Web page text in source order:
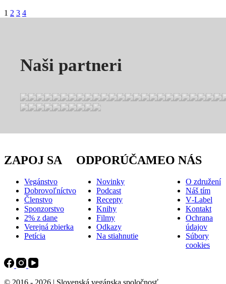
1 2 3 4
Naši partneri
ZAPOJ SA
Vegánstvo
Dobrovoľníctvo
Členstvo
Sponzorstvo
2% z dane
Verejná zbierka
Petícia
ODPORÚČAME
Novinky
Podcast
Recepty
Knihy
Filmy
Odkazy
Na stiahnutie
O NÁS
O združení
Náš tím
V‑Label
Kontakt
Ochrana
údajov
Súbory
cookies